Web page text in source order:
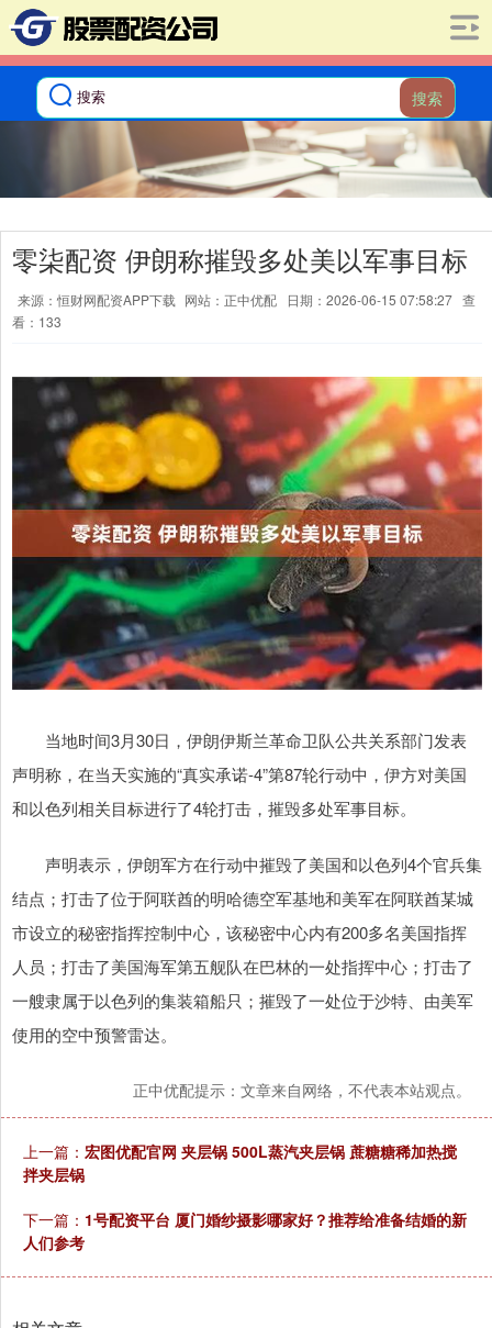
搜索
零柒配资 伊朗称摧毁多处美以军事目标
来源：恒财网配资APP下载 网站：正中优配 日期：2026-06-15 07:58:27 查
看：133
当地时间3月30日，伊朗伊斯兰革命卫队公共关系部门发表
声明称，在当天实施的“真实承诺-4”第87轮行动中，伊方对美国
和以色列相关目标进行了4轮打击，摧毁多处军事目标。
声明表示，伊朗军方在行动中摧毁了美国和以色列4个官兵集
结点；打击了位于阿联酋的明哈德空军基地和美军在阿联酋某城
市设立的秘密指挥控制中心，该秘密中心内有200多名美国指挥
人员；打击了美国海军第五舰队在巴林的一处指挥中心；打击了
一艘隶属于以色列的集装箱船只；摧毁了一处位于沙特、由美军
使用的空中预警雷达。
正中优配提示：文章来自网络，不代表本站观点。
上一篇： 宏图优配官网 夹层锅 500L蒸汽夹层锅 蔗糖糖稀加热搅
拌夹层锅
下一篇： 1号配资平台 厦门婚纱摄影哪家好？推荐给准备结婚的新
人们参考